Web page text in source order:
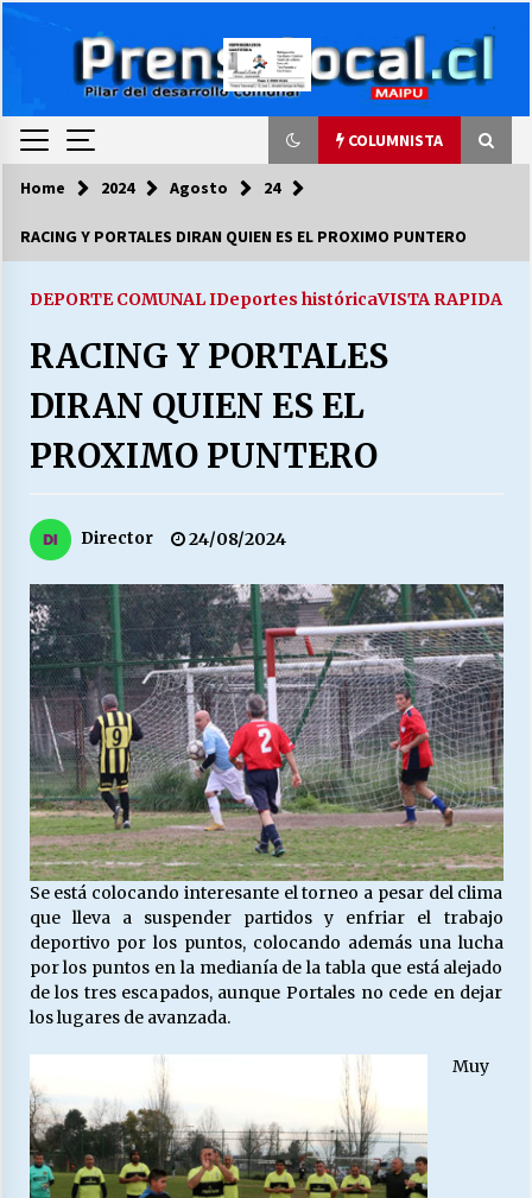
COLUMNISTA
COLUMNISTA
cuándo van a bajar?
HISTORIA
28/07/2026
27/07/2026
MUNICIPALIDAD, TRABAJADORES, CLIMA
LABORAL:
13/07/2026
Escuela hospitalaria El Carmen de Maipu.
25/06/2026
¿Qué habrían dicho?
23/06/2026
VOLVER A SER ALTERNATIVA
16/06/2026
28/05/2026
Releyendo la Rerum Novarum a 135 años. “La
cuestión social hoy”.
16/05/2026
Home 2024 Agosto 24
RACING Y PORTALES DIRAN QUIEN ES EL PROXIMO PUNTERO
DEPORTE COMUNAL IDeportes históricaVISTA RAPIDA
RACING Y PORTALES
DIRAN QUIEN ES EL
PROXIMO PUNTERO
Director 24/08/2024
Se está colocando interesante el torneo a pesar del clima
que lleva a suspender partidos y enfriar el trabajo
deportivo por los puntos, colocando además una lucha
por los puntos en la medianía de la tabla que está alejado
de los tres escapados, aunque Portales no cede en dejar
los lugares de avanzada.
Muy